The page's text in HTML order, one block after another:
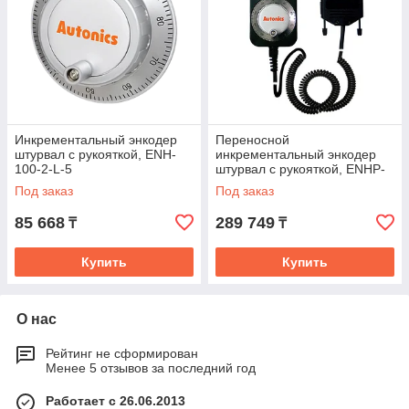
Потребляемый ток
Не более 40мА (без
нагрузки); выход Line
Ddriver: не более 50мА (без
отклика
Сопротивление изоляции
Не менее 100 Мом (при
500В= по мегомметру между
корпусом)
Диэлектрическая прочность
750В~, 50/60 Гц в течение 1
Подключение
Инкрементальный энкодер
штурвал с рукояткой, ENH-
100-2-L-5
Под заказ
85 668 ₸
Купить
Переносной
инкрементальный энкодер
штурвал с рукояткой, ENHP-
100-2-T-24
Под заказ
289 749 ₸
Купить
О нас
Рейтинг не сформирован
Менее 5 отзывов за последний год
Работает с 26.06.2013